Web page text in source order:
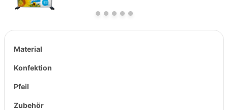
Material
Konfektion
Pfeil
Zubehör